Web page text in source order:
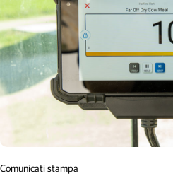
Comunicati stampa